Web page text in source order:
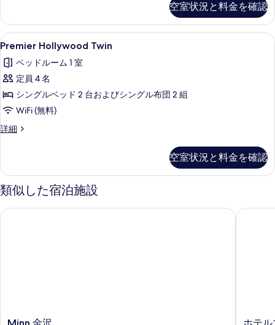
イ
ー
ト
禁
煙
の
す
べ
写
真
を
ア
リ
ー
イ
ー
禁
煙
詳
空室状況と料金を確認
Premier
Hollywood
Twin
の
す
べ
て
真
を
表
Premier Hollywood Twin | 高級寝具
15
Premier Hollywood Twin
ベッドルーム 1 室
定員 4 名
シングルベッド 2 台およびシングル布団 2 組
WiFi (無料)
詳細
Premier
詳
細
空室状況と料金を確認
類似した宿泊施設
Minn
Minn 金沢
Minn 金沢
ホ
ホテ
ホテル